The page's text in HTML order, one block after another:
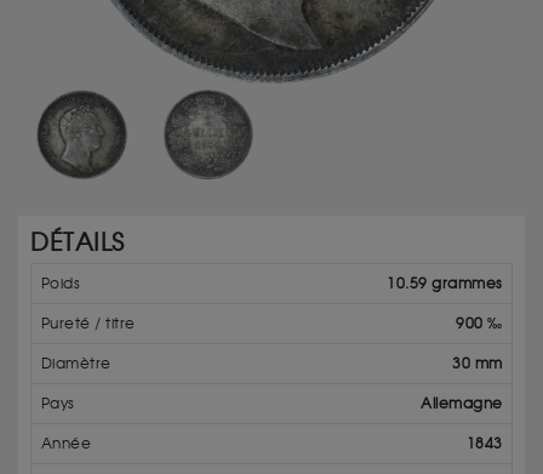
DÉTAILS
Poids 10.59 grammes
Pureté / titre 900 ‰
Diamètre 30 mm
Pays Allemagne
Année 1843